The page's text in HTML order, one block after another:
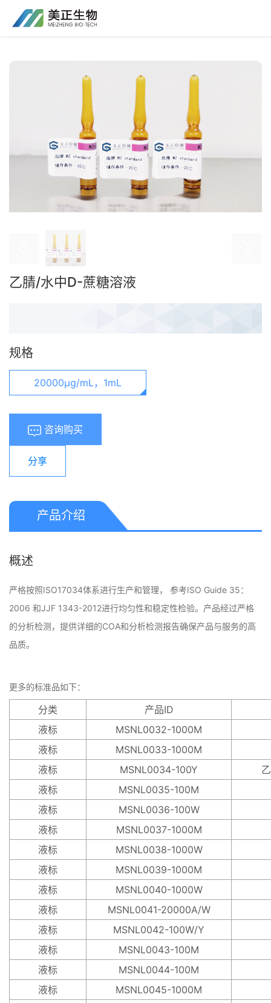
乙腈/水中D-蔗糖溶液
规格
20000μg/mL，1mL
咨询购买
分享
产品介绍
概述
严格按照ISO17034体系进行生产和管理， 参考ISO Guide 35：
2006 和JJF 1343-2012进行均匀性和稳定性检验。产品经过严格
的分析检测，提供详细的COA和分析检测报告确保产品与服务的高
品质。
更多的标准品如下：
分类
产品ID
液标
MSNL0032-1000M
液标
MSNL0033-1000M
液标
MSNL0034-100Y
液标
MSNL0035-100M
液标
MSNL0036-100W
液标
MSNL0037-1000M
液标
MSNL0038-1000W
液标
MSNL0039-1000M
液标
MSNL0040-1000W
液标
MSNL0041-20000A/W
液标
MSNL0042-100W/Y
液标
MSNL0043-100M
液标
MSNL0044-100M
液标
MSNL0045-1000M